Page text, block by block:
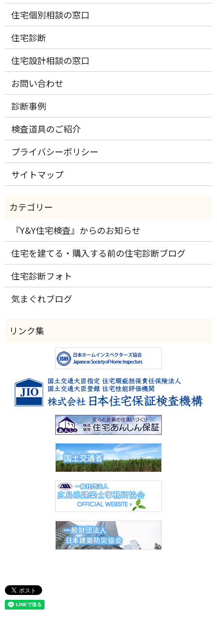
住宅個別相談の窓口
住宅診断
住宅設計相談の窓口
お問い合わせ
診断事例
検査道具のご紹介
プライバシーポリシー
サイトマップ
『Y&Y住宅検査』からのお知らせ
住宅を建てる・購入する前の住宅診断ブログ
住宅診断フォト
気まぐれブログ